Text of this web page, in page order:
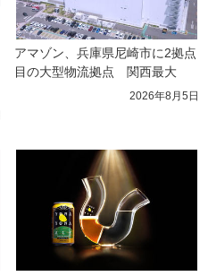
アマゾン、兵庫県尼崎市に2拠点
目の大型物流拠点　関西最大
2026年8月5日